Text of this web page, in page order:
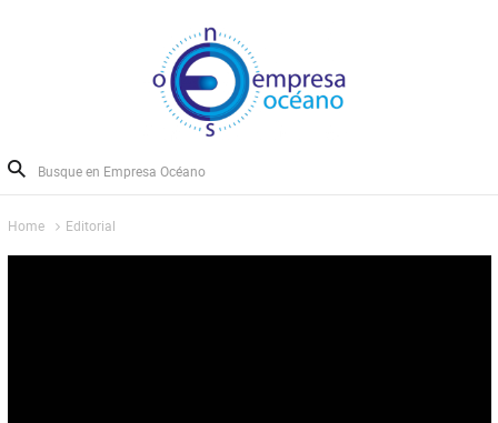
Home Editorial